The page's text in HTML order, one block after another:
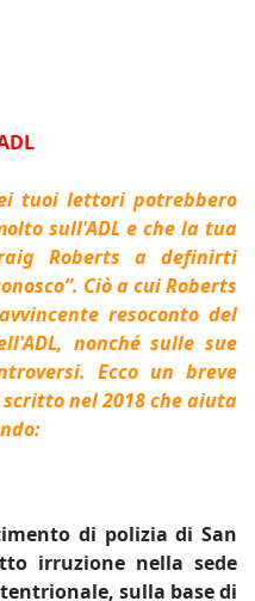
tuoi lettori potrebbero
sull'ADL e che la tua
Roberts a definirti
Ciò a cui Roberts
resoconto del
nonché sulle sue
Ecco un breve
nel 2018 che aiuta
di polizia di San
irruzione nella sede
sulla base di